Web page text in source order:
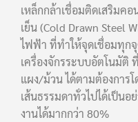
เหล็กกล้าเชื่อมติดเสริมค
เย็น (Cold Drawn Steel
ไฟฟ้า ที่ทำให้จุดเชื่อมทุกจุ
เครื่องจักรระบบอัตโนมัติ
แผง/ม้วน ได้ตามต้องการ
เส้นธรรมดาทั่วไปได้เป็นอ
งานได้มากกว่า 80%